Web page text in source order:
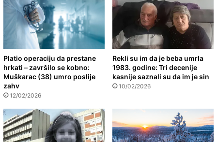
Platio operaciju da prestane
hrkati – završilo se kobno:
Muškarac (38) umro poslije
zahv
12/02/2026
Rekli su im da je beba umrla
1983. godine: Tri decenije
kasnije saznali su da im je sin
10/02/2026